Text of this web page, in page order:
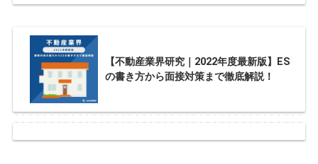
【不動産業界研究｜2022年度最新版】ES
の書き方から面接対策まで徹底解説！